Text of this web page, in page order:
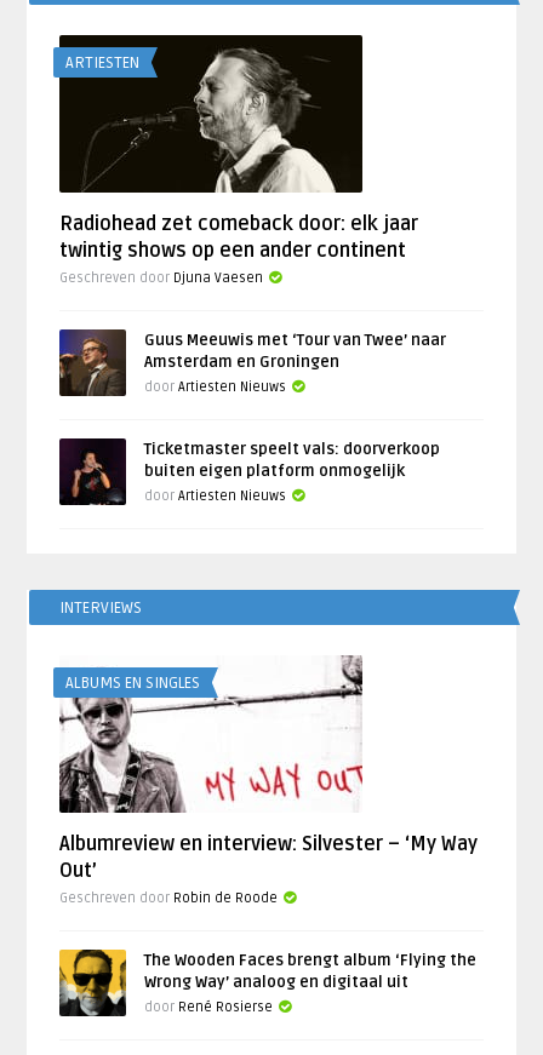
ARTIESTEN
Radiohead zet comeback door: elk jaar
twintig shows op een ander continent
Geschreven door Djuna Vaesen
Guus Meeuwis met ‘Tour van Twee’ naar
Amsterdam en Groningen
doorArtiesten Nieuws
Ticketmaster speelt vals: doorverkoop
buiten eigen platform onmogelijk
doorArtiesten Nieuws
INTERVIEWS
ALBUMS EN SINGLES
Albumreview en interview: Silvester – ‘My Way
Out’
Geschreven door Robin de Roode
The Wooden Faces brengt album ‘Flying the
Wrong Way’ analoog en digitaal uit
door René Rosierse